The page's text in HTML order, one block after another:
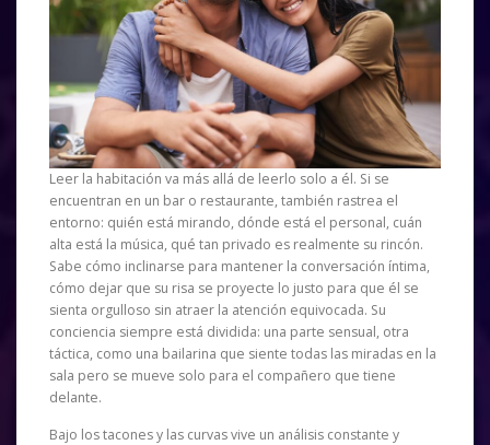
Leer la habitación va más allá de leerlo solo a él. Si se
encuentran en un bar o restaurante, también rastrea el
entorno: quién está mirando, dónde está el personal, cuán
alta está la música, qué tan privado es realmente su rincón.
Sabe cómo inclinarse para mantener la conversación íntima,
cómo dejar que su risa se proyecte lo justo para que él se
sienta orgulloso sin atraer la atención equivocada. Su
conciencia siempre está dividida: una parte sensual, otra
táctica, como una bailarina que siente todas las miradas en la
sala pero se mueve solo para el compañero que tiene
delante.
Bajo los tacones y las curvas vive un análisis constante y